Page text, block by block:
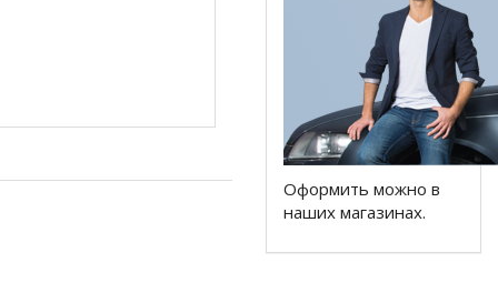
Оформить можно в
наших магазинах.